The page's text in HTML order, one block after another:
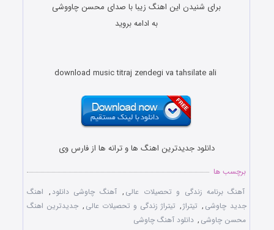
برای شنیدن این اهنگ زیبا با صدای محسن چاووشی
به ادامه بروید
دانلود جدیدترین اهنگ ها و ترانه ها از فارس وی
برچسب ها
آهنگ برنامه زندگی و تحصیلات عالی , آهنگ چاوشی دانلود , اهنگ
جدید چاوشی , تیتراژ, تیتراژ زندگی و تحصیلات عالی , جدیدترین اهنگ
محسن چاوشی , دانلود آهنگ چاوشی